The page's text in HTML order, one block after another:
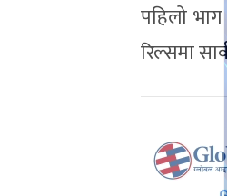
पहिलो
रिल्समा